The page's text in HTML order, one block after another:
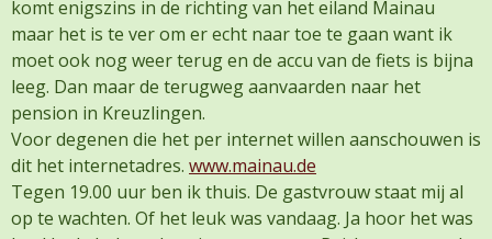
komt enigszins in de richting van het eiland Mainau
maar het is te ver om er echt naar toe te gaan want ik
moet ook nog weer terug en de accu van de fiets is bijna
leeg. Dan maar de terugweg aanvaarden naar het
pension in Kreuzlingen.
Voor degenen die het per internet willen aanschouwen is
dit het internetadres. www.mainau.de
Tegen 19.00 uur ben ik thuis. De gastvrouw staat mij al
op te wachten. Of het leuk was vandaag. Ja hoor het was